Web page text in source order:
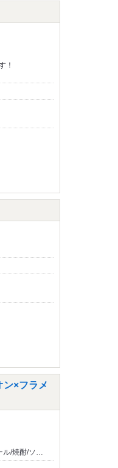
スメです！
ン×フラメ
ル/焼酎/ソ…